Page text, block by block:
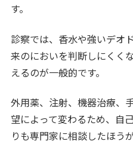
す。
診察では、香水や強いデオ
来のにおいを判断しにくく
えるのが一般的です。
外用薬、注射、機器治療、
望によって変わるため、自
りも専門家に相談したほう